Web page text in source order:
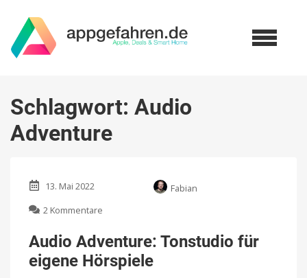
Schlagwort: Audio
Adventure
13. Mai 2022
Fabian
2 Kommentare
Adventure:
Tonstudio
für
Audio Adventure: Tonstudio für
eigene Hörspiele